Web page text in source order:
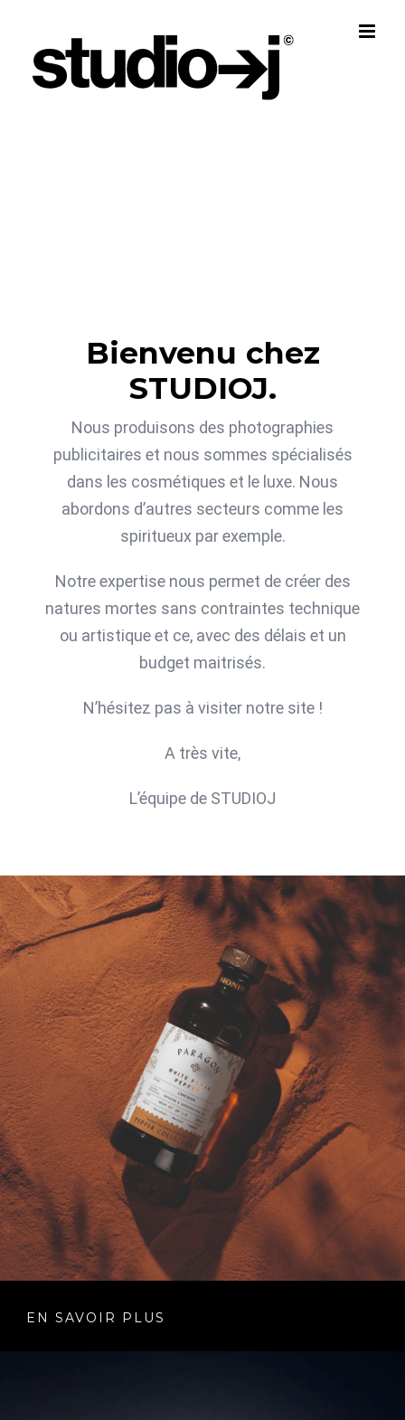
content
Bienvenu chez
STUDIOJ.
Nous produisons des photographies
publicitaires et nous sommes spécialisés
dans les cosmétiques et le luxe. Nous
abordons d’autres secteurs comme les
spiritueux par exemple.
Notre expertise nous permet de créer des
natures mortes sans contraintes technique
ou artistique et ce, avec des délais et un
budget maitrisés.
N’hésitez pas à visiter notre site !
A très vite,
L’équipe de STUDIOJ
EN SAVOIR PLUS